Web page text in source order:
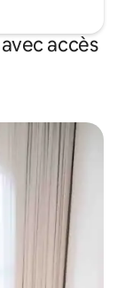
accès